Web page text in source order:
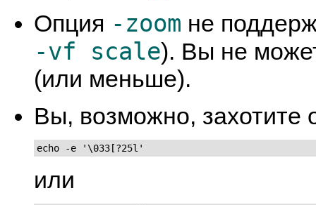
Опция -zoom не
-vf scale). Вы не
(или меньше).
Вы, возможно, захотите
echo -e '\033[?25l'
или